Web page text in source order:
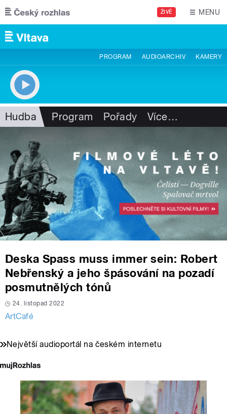
Přejít k hlavnímu obsahu
ŽIVĚ MENU
PROGRAM AUDIOARCHIV KAMERY
Hudba Program Pořady Více…
Deska Spass muss immer sein: Robert
Nebřenský a jeho špásování na pozadí
posmutnělých tónů
24. listopad 2022
ArtCafé
Největší audioportál na českém internetu